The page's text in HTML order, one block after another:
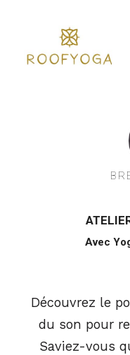
Avec
Découvrez le
du son pour
Saviez-vous